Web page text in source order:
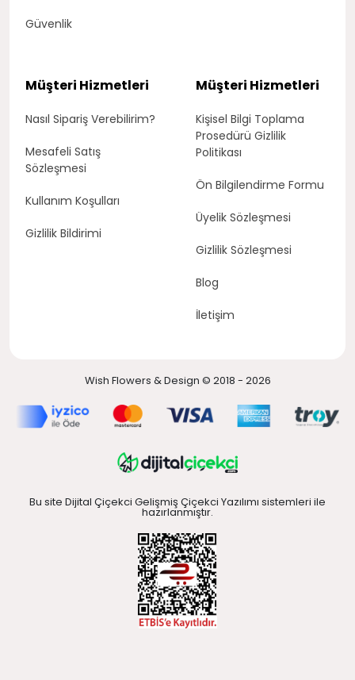
Güvenlik
Müşteri Hizmetleri
Nasıl Sipariş Verebilirim?
Mesafeli Satış
Sözleşmesi
Kullanım Koşulları
Gizlilik Bildirimi
Müşteri Hizmetleri
Kişisel Bilgi Toplama
Prosedürü Gizlilik
Politikası
Ön Bilgilendirme Formu
Üyelik Sözleşmesi
Gizlilik Sözleşmesi
Blog
İletişim
Wish Flowers & Design © 2018 - 2026
Bu site Dijital Çiçekci Gelişmiş Çiçekci Yazılımı sistemleri ile
hazırlanmıştır.